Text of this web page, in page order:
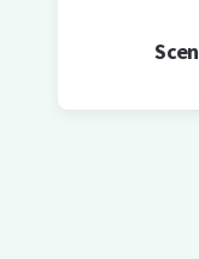
Scen